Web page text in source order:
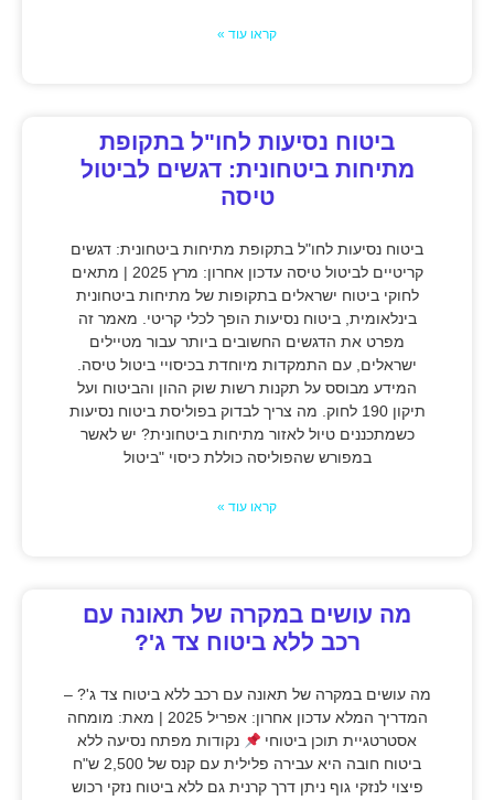
קראו עוד »
ביטוח נסיעות לחו"ל בתקופת
מתיחות ביטחונית: דגשים לביטול
טיסה
ביטוח נסיעות לחו"ל בתקופת מתיחות ביטחונית: דגשים
קריטיים לביטול טיסה עדכון אחרון: מרץ 2025 | מתאים
לחוקי ביטוח ישראלים בתקופות של מתיחות ביטחונית
בינלאומית, ביטוח נסיעות הופך לכלי קריטי. מאמר זה
מפרט את הדגשים החשובים ביותר עבור מטיילים
ישראלים, עם התמקדות מיוחדת בכיסויי ביטול טיסה.
המידע מבוסס על תקנות רשות שוק ההון והביטוח ועל
תיקון 190 לחוק. מה צריך לבדוק בפוליסת ביטוח נסיעות
כשמתכננים טיול לאזור מתיחות ביטחונית? יש לאשר
במפורש שהפוליסה כוללת כיסוי "ביטול
קראו עוד »
מה עושים במקרה של תאונה עם
רכב ללא ביטוח צד ג'?
מה עושים במקרה של תאונה עם רכב ללא ביטוח צד ג'? –
המדריך המלא עדכון אחרון: אפריל 2025 | מאת: מומחה
אסטרטגיית תוכן ביטוחי
נקודות מפתח נסיעה ללא
ביטוח חובה היא עבירה פלילית עם קנס של 2,500 ש"ח
פיצוי לנזקי גוף ניתן דרך קרנית גם ללא ביטוח נזקי רכוש